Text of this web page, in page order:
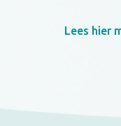
Lees hier